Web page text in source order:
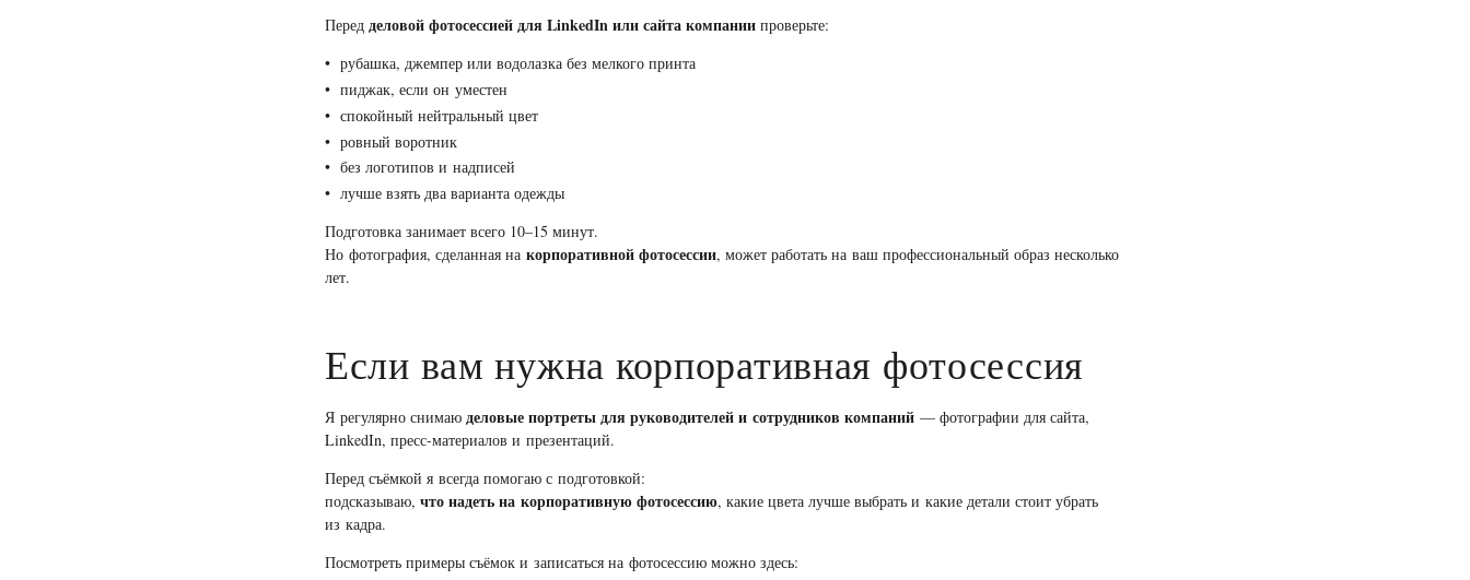
Перед деловой фотосессией для LinkedIn или сайта компании проверьте:
рубашка, джемпер или водолазка без мелкого принта
пиджак, если он уместен
спокойный нейтральный цвет
ровный воротник
без логотипов и надписей
лучше взять два варианта одежды
Подготовка занимает всего 10–15 минут.
Но фотография, сделанная на корпоративной фотосессии, может работать на ваш профессиональный образ несколько
лет.
Если вам нужна корпоративная фотосессия
Я регулярно снимаю деловые портреты для руководителей и сотрудников компаний — фотографии для сайта,
LinkedIn, пресс-материалов и презентаций.
Перед съёмкой я всегда помогаю с подготовкой:
подсказываю, что надеть на корпоративную фотосессию, какие цвета лучше выбрать и какие детали стоит убрать
из кадра.
Посмотреть примеры съёмок и записаться на фотосессию можно здесь: